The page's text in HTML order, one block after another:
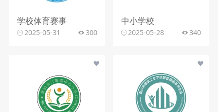
学校体育赛事
2025-05-31 300
中小学校
2025-05-28 340